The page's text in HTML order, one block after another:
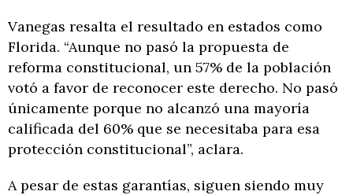
Vanegas resalta el resultado en estados como
Florida. “Aunque no pasó la propuesta de
reforma constitucional, un 57% de la población
votó a favor de reconocer este derecho. No pasó
únicamente porque no alcanzó una mayoría
calificada del 60% que se necesitaba para esa
protección constitucional”, aclara.
A pesar de estas garantías, siguen siendo muy